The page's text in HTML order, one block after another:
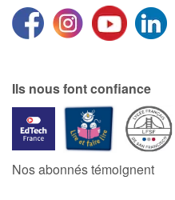
Ils nous font confiance
Nos abonnés témoignent